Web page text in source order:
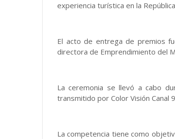
experiencia turística en la
El acto de entrega de premios
directora de Emprendimiento del
La ceremonia se llevó a cabo
transmitido por Color Visión Canal
La competencia tiene como